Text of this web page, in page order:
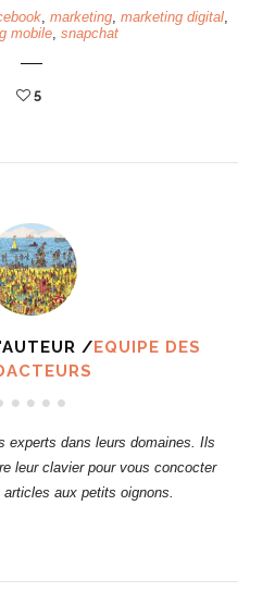
, marketing, marketing digital,
mobile, snapchat
5
/EQUIPE DES
experts dans leurs domaines. Ils
leur clavier pour vous concocter
articles aux petits oignons.